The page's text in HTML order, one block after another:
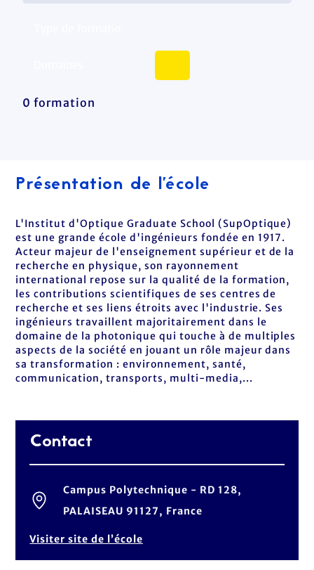
0 formation
Présentation de l'école
L'Institut d'Optique Graduate School (SupOptique)
est une grande école d'ingénieurs fondée en 1917.
Acteur majeur de l'enseignement supérieur et de la
recherche en physique, son rayonnement
international repose sur la qualité de la formation,
les contributions scientifiques de ses centres de
recherche et ses liens étroits avec l'industrie. Ses
ingénieurs travaillent majoritairement dans le
domaine de la photonique qui touche à de multiples
aspects de la société en jouant un rôle majeur dans
sa transformation : environnement, santé,
communication, transports, multi-media,...
Contact
Campus Polytechnique - RD 128,
PALAISEAU 91127, France
Visiter site de l’école